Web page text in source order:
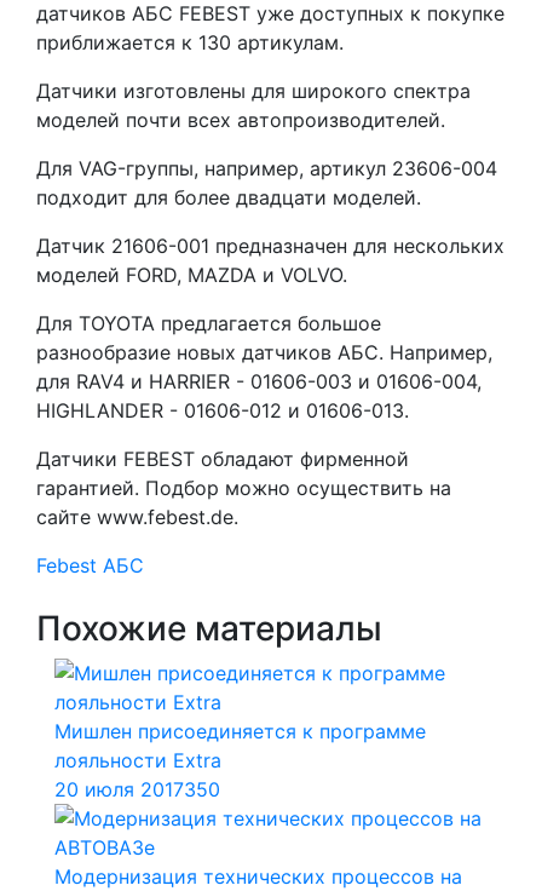
датчиков АБС FEBEST уже доступных к покупке
приближается к 130 артикулам.
Датчики изготовлены для широкого спектра
моделей почти всех автопроизводителей.
Для VAG-группы, например, артикул 23606-004
подходит для более двадцати моделей.
Датчик 21606-001 предназначен для нескольких
моделей FORD, MAZDA и VOLVO.
Для TOYOTA предлагается большое
разнообразие новых датчиков АБС. Например,
для RAV4 и HARRIER - 01606-003 и 01606-004,
HIGHLANDER - 01606-012 и 01606-013.
Датчики FEBEST обладают фирменной
гарантией. Подбор можно осуществить на
сайте www.febest.de.
Febest АБС
Похожие материалы
Мишлен присоединяется к программе
лояльности Extra
20 июля 2017350
Модернизация технических процессов на